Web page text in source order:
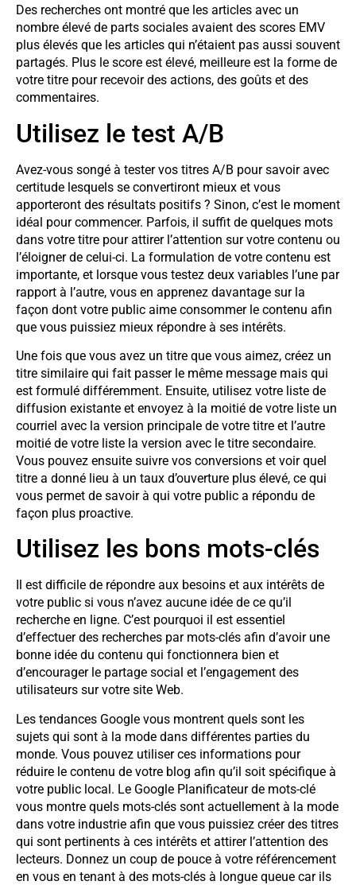
Des recherches ont montré que les articles avec un
nombre élevé de parts sociales avaient des scores EMV
plus élevés que les articles qui n’étaient pas aussi souvent
partagés. Plus le score est élevé, meilleure est la forme de
votre titre pour recevoir des actions, des goûts et des
commentaires.
Utilisez le test A/B
Avez-vous songé à tester vos titres A/B pour savoir avec
certitude lesquels se convertiront mieux et vous
apporteront des résultats positifs ? Sinon, c’est le moment
idéal pour commencer. Parfois, il suffit de quelques mots
dans votre titre pour attirer l’attention sur votre contenu ou
l’éloigner de celui-ci. La formulation de votre contenu est
importante, et lorsque vous testez deux variables l’une par
rapport à l’autre, vous en apprenez davantage sur la
façon dont votre public aime consommer le contenu afin
que vous puissiez mieux répondre à ses intérêts.
Une fois que vous avez un titre que vous aimez, créez un
titre similaire qui fait passer le même message mais qui
est formulé différemment. Ensuite, utilisez votre liste de
diffusion existante et envoyez à la moitié de votre liste un
courriel avec la version principale de votre titre et l’autre
moitié de votre liste la version avec le titre secondaire.
Vous pouvez ensuite suivre vos conversions et voir quel
titre a donné lieu à un taux d’ouverture plus élevé, ce qui
vous permet de savoir à qui votre public a répondu de
façon plus proactive.
Utilisez les bons mots-clés
Il est difficile de répondre aux besoins et aux intérêts de
votre public si vous n’avez aucune idée de ce qu’il
recherche en ligne. C’est pourquoi il est essentiel
d’effectuer des recherches par mots-clés afin d’avoir une
bonne idée du contenu qui fonctionnera bien et
d’encourager le partage social et l’engagement des
utilisateurs sur votre site Web.
Les tendances Google vous montrent quels sont les
sujets qui sont à la mode dans différentes parties du
monde. Vous pouvez utiliser ces informations pour
réduire le contenu de votre blog afin qu’il soit spécifique à
votre public local. Le Google Planificateur de mots-clé
vous montre quels mots-clés sont actuellement à la mode
dans votre industrie afin que vous puissiez créer des titres
qui sont pertinents à ces intérêts et attirer l’attention des
lecteurs. Donnez un coup de pouce à votre référencement
en vous en tenant à des mots-clés à longue queue car ils